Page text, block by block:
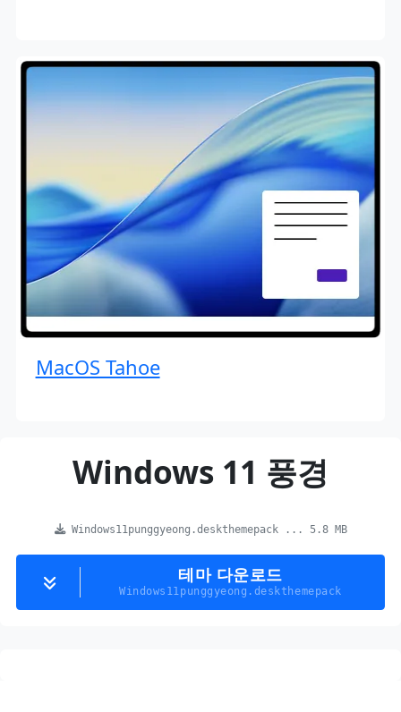
MacOS Tahoe
Windows 11 풍경
Windows11punggyeong.deskthemepack ... 5.8 MB
테마 다운로드
Windows11punggyeong.deskthemepack